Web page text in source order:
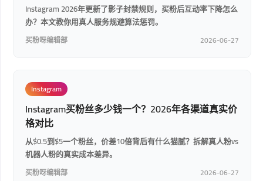
Instagram 2026年更新了影子封禁规则，买粉后互动率下降怎么
办？本文教你用真人服务规避算法惩罚。
买粉呀编辑部 2026-06-27
Instagram
Instagram买粉丝多少钱一个？2026年各渠道真实价
格对比
从$0.5到$5一个粉丝，价差10倍背后有什么猫腻？拆解真人粉vs
机器人粉的真实成本差异。
买粉呀编辑部 2026-06-27